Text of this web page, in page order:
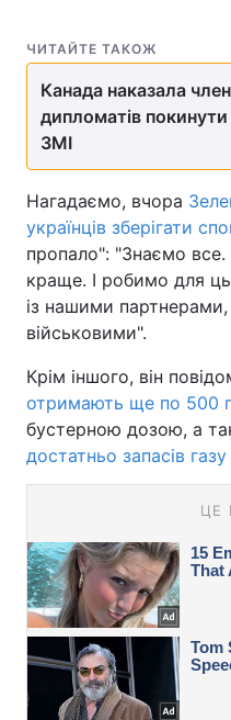
ЧИТАЙТЕ ТАКОЖ
Канада наказала
дипломатів покинути
ЗМІ
Нагадаємо, вчора
українців зберігати
пропало": "Знаємо все.
краще. І робимо для
із нашими
військовими".
Крім іншого, він
отримають ще по 500
бустерною дозою, а
достатньо запасів газу